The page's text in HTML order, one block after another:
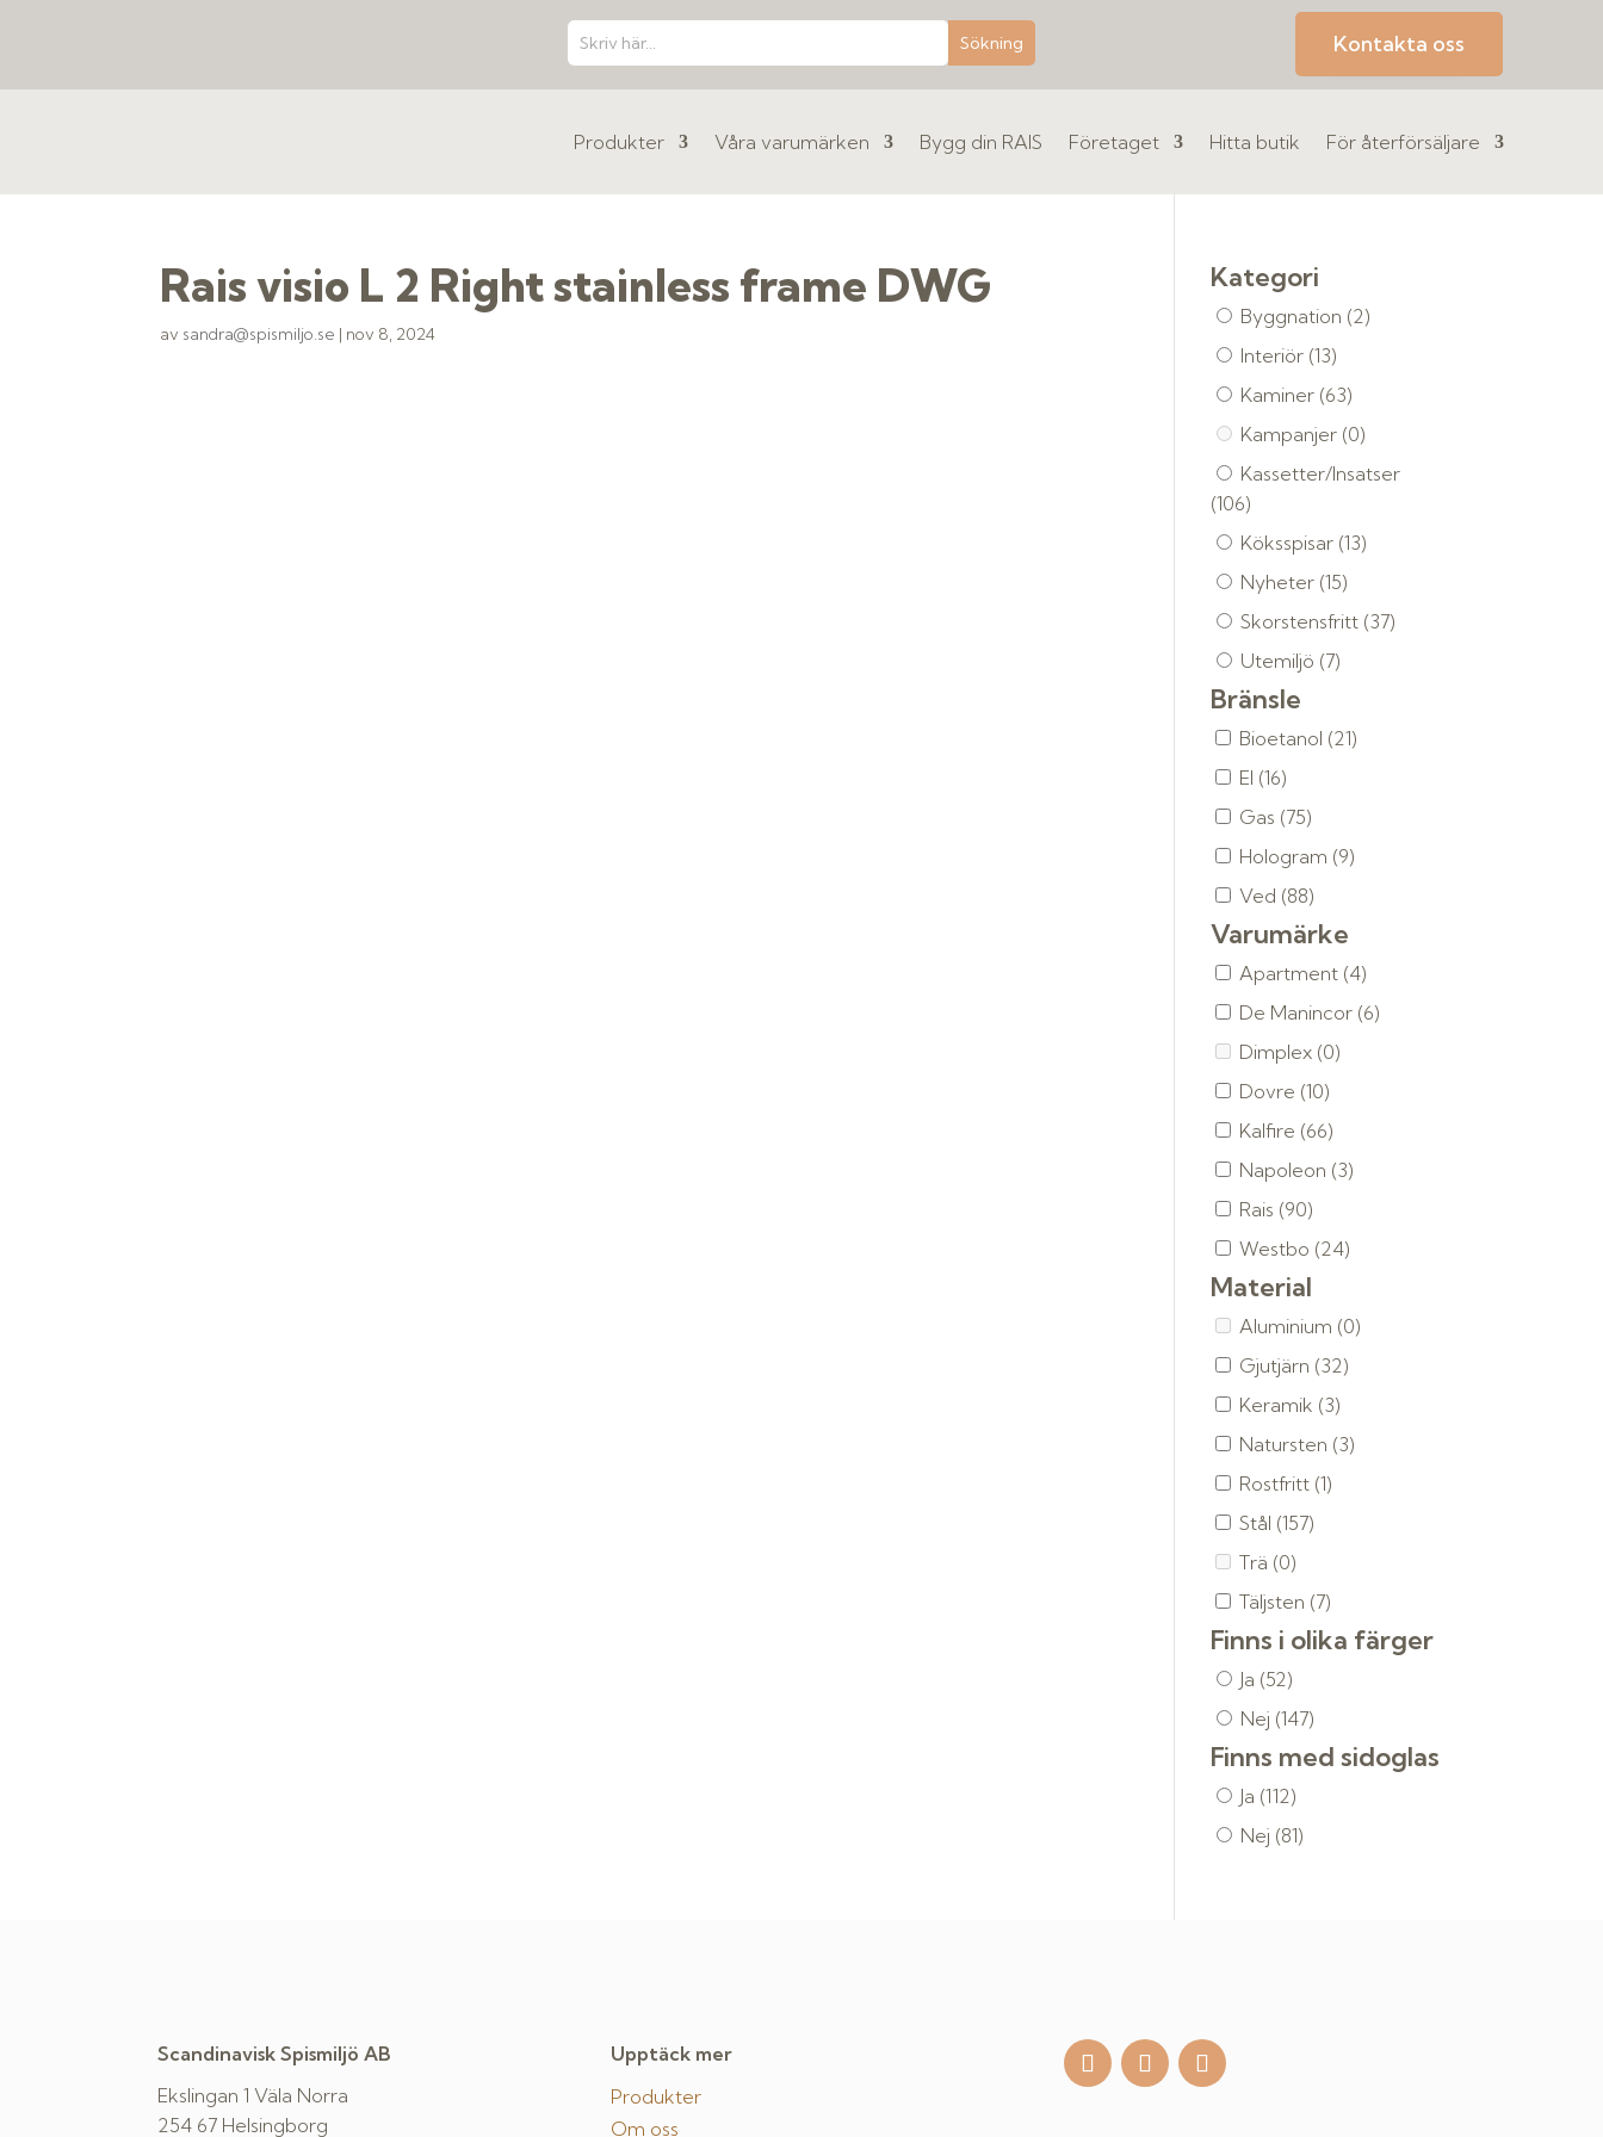
Kontakta oss
Produkter Våra varumärken Bygg din RAIS Företaget Hitta butik För återförsäljare
Rais visio L 2 Right stainless frame DWG
av sandra@spismiljo.se | nov 8, 2024
Kategori
Byggnation (2)
Interiör (13)
Kaminer (63)
Kampanjer (0)
Kassetter/Insatser
(106)
Köksspisar (13)
Nyheter (15)
Skorstensfritt (37)
Utemiljö (7)
Bränsle
Bioetanol (21)
El (16)
Gas (75)
Hologram (9)
Ved (88)
Varumärke
Apartment (4)
De Manincor (6)
Dimplex (0)
Dovre (10)
Kalfire (66)
Napoleon (3)
Rais (90)
Westbo (24)
Material
Aluminium (0)
Gjutjärn (32)
Keramik (3)
Natursten (3)
Rostfritt (1)
Stål (157)
Trä (0)
Täljsten (7)
Finns i olika färger
Ja (52)
Nej (147)
Finns med sidoglas
Ja (112)
Nej (81)
Scandinavisk Spismiljö AB
Ekslingan 1 Väla Norra
254 67 Helsingborg
Upptäck mer
Produkter
Om oss